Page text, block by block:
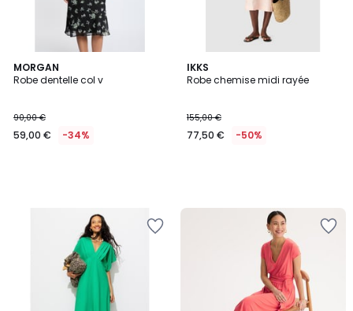
MORGAN
Robe dentelle col v
90,00 €
59,00 € -34%
IKKS
Robe chemise midi rayée
155,00 €
77,50 € -50%